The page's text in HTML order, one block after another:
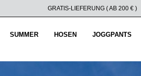
GRATIS-LIEFERUNG ( AB 200 € )
SUMMER HOSEN JOGGPANTS